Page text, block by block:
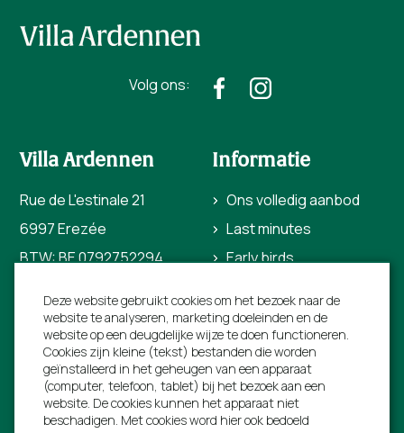
Volg ons:
Villa Ardennen
Rue de L'estinale 21
6997 Erezée
BTW: BE 0792752294
info@villa-ardennen.be
Informatie
Ons volledig aanbod
Last minutes
Early birds
Voor verhuurders
Over ons
Contact
Deze website gebruikt cookies om het bezoek naar de
website te analyseren, marketing doeleinden en de
website op een deugdelijke wijze te doen functioneren.
Cookies zijn kleine (tekst) bestanden die worden
geïnstalleerd in het geheugen van een apparaat
(computer, telefoon, tablet) bij het bezoek aan een
website. De cookies kunnen het apparaat niet
beschadigen. Met cookies word hier ook bedoeld